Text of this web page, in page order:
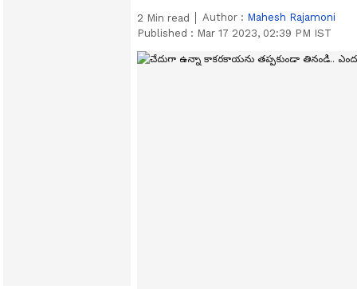
2 Min read Author : Mahesh Rajamoni
Published : Mar 17 2023, 02:39 PM IST